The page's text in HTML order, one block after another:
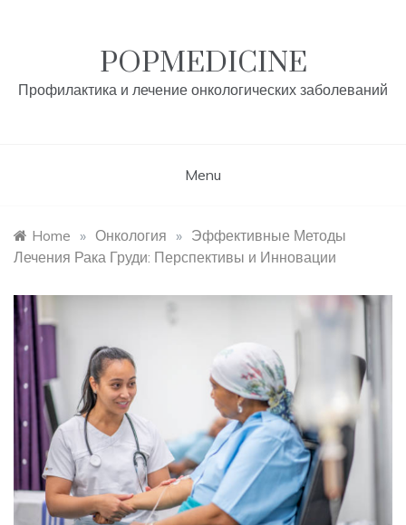
POPMEDICINE
Профилактика и лечение онкологических заболеваний
Menu
Home » Онкология » Эффективные Методы
Лечения Рака Груди: Перспективы и Инновации